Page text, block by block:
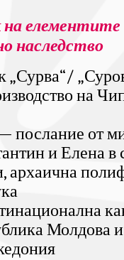
елементите
наследство
„Сурва“/
на
послание от
и Елена в
архаична
Молдова